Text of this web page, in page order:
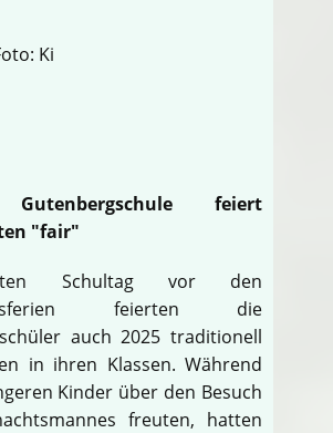
Ki
feiert
"fair"
Schultag vor den
feierten die
auch 2025 traditionell
in ihren Klassen. Während
Kinder über den Besuch
freuten, hatten